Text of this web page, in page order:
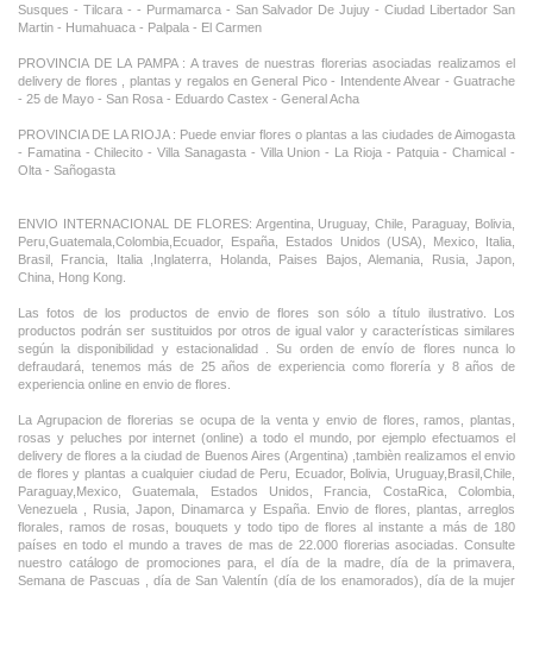
Susques - Tilcara - - Purmamarca - San Salvador De Jujuy - Ciudad Libertador San
Martin - Humahuaca - Palpala - El Carmen
PROVINCIA DE LA PAMPA : A traves de nuestras florerias asociadas realizamos el
delivery de flores , plantas y regalos en General Pico - Intendente Alvear - Guatrache
- 25 de Mayo - San Rosa - Eduardo Castex - General Acha
PROVINCIA DE LA RIOJA : Puede enviar flores o plantas a las ciudades de Aimogasta
- Famatina - Chilecito - Villa Sanagasta - Villa Union - La Rioja - Patquia - Chamical -
Olta - Sañogasta
ENVIO INTERNACIONAL DE FLORES: Argentina, Uruguay, Chile, Paraguay, Bolivia,
Peru,Guatemala,Colombia,Ecuador, España, Estados Unidos (USA), Mexico, Italia,
Brasil, Francia, Italia ,Inglaterra, Holanda, Paises Bajos, Alemania, Rusia, Japon,
China, Hong Kong.
Las fotos de los productos de envio de flores son sólo a título ilustrativo. Los
productos podrán ser sustituidos por otros de igual valor y características similares
según la disponibilidad y estacionalidad . Su orden de envío de flores nunca lo
defraudará, tenemos más de 25 años de experiencia como florería y 8 años de
experiencia online en envio de flores.
La Agrupacion de florerias se ocupa de la venta y envio de flores, ramos, plantas,
rosas y peluches por internet (online) a todo el mundo, por ejemplo efectuamos el
delivery de flores a la ciudad de Buenos Aires (Argentina) ,tambièn realizamos el envio
de flores y plantas a cualquier ciudad de Peru, Ecuador, Bolivia, Uruguay,Brasil,Chile,
Paraguay,Mexico, Guatemala, Estados Unidos, Francia, CostaRica, Colombia,
Venezuela , Rusia, Japon, Dinamarca y España. Envio de flores, plantas, arreglos
florales, ramos de rosas, bouquets y todo tipo de flores al instante a más de 180
países en todo el mundo a traves de mas de 22.000 florerias asociadas. Consulte
nuestro catálogo de promociones para, el día de la madre, día de la primavera,
Semana de Pascuas , día de San Valentín (día de los enamorados), día de la mujer